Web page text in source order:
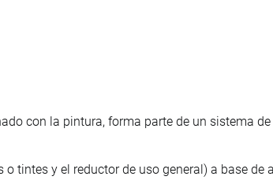
con la pintura, forma parte de un sistema
o tintes y el reductor de uso general) a base de